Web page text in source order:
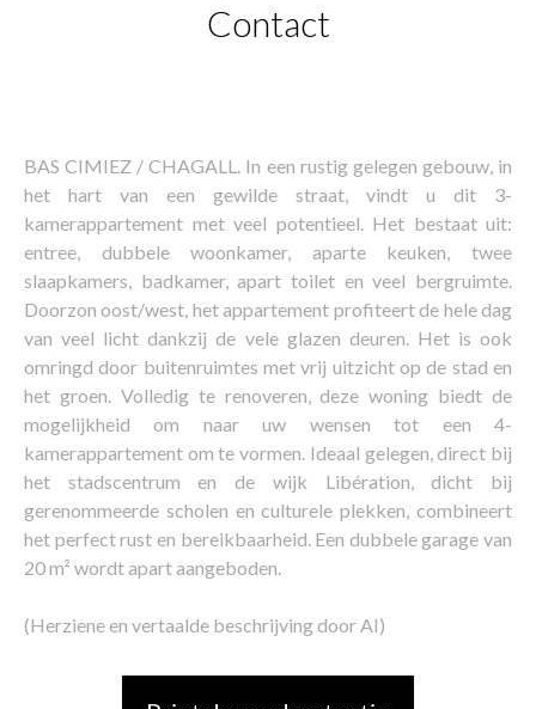
Contact
BAS CIMIEZ / CHAGALL. In een rustig gelegen gebouw, in
het hart van een gewilde straat, vindt u dit 3-
kamerappartement met veel potentieel. Het bestaat uit:
entree, dubbele woonkamer, aparte keuken, twee
slaapkamers, badkamer, apart toilet en veel bergruimte.
Doorzon oost/west, het appartement profiteert de hele dag
van veel licht dankzij de vele glazen deuren. Het is ook
omringd door buitenruimtes met vrij uitzicht op de stad en
het groen. Volledig te renoveren, deze woning biedt de
mogelijkheid om naar uw wensen tot een 4-
kamerappartement om te vormen. Ideaal gelegen, direct bij
het stadscentrum en de wijk Libération, dicht bij
gerenommeerde scholen en culturele plekken, combineert
het perfect rust en bereikbaarheid. Een dubbele garage van
20 m² wordt apart aangeboden.
(Herziene en vertaalde beschrijving door AI)